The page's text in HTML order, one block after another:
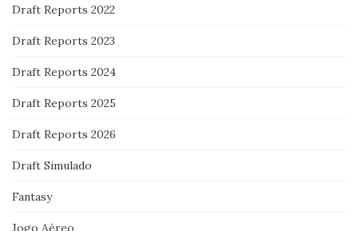
Draft Reports 2022
Draft Reports 2023
Draft Reports 2024
Draft Reports 2025
Draft Reports 2026
Draft Simulado
Fantasy
Jogo Aéreo